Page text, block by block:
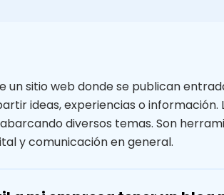
un sitio web donde se publican
ideas, experiencias o información.
diversos temas. Son
y comunicación en general.